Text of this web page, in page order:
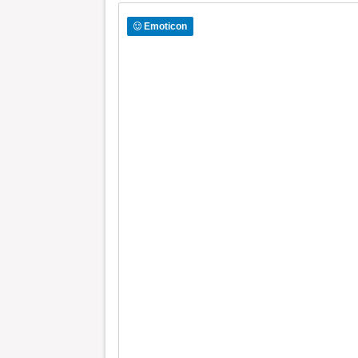
Emoticon